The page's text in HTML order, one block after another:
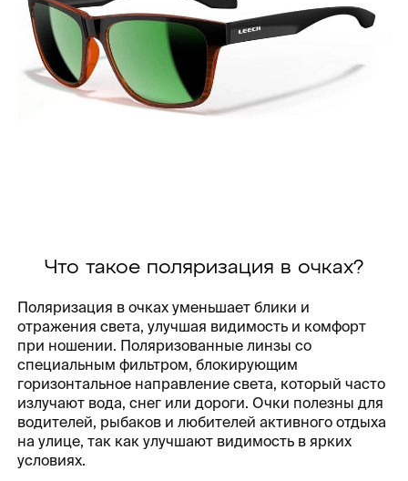
Что такое поляризация в очках?
Поляризация в очках уменьшает блики и
отражения света, улучшая видимость и комфорт
при ношении. Поляризованные линзы со
специальным фильтром, блокирующим
горизонтальное направление света, который часто
излучают вода, снег или дороги. Очки полезны для
водителей, рыбаков и любителей активного отдыха
на улице, так как улучшают видимость в ярких
условиях.